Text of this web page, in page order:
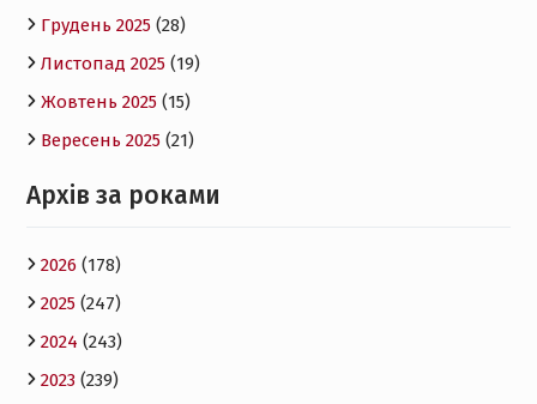
Грудень 2025(28)
Листопад 2025(19)
Жовтень 2025(15)
Вересень 2025(21)
Архів за роками
2026(178)
2025(247)
2024 (243)
2023(239)